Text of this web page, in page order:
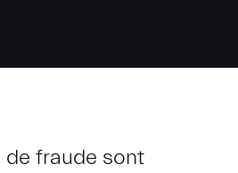
de fraude sont